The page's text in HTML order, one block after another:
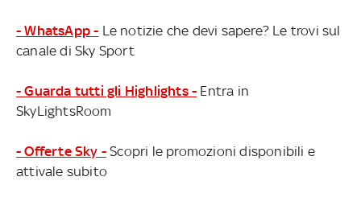
- WhatsApp - Le notizie che devi sapere? Le trovi sul
canale di Sky Sport
- Guarda tutti gli Highlights - Entra in
SkyLightsRoom
- Offerte Sky - Scopri le promozioni disponibili e
attivale subito